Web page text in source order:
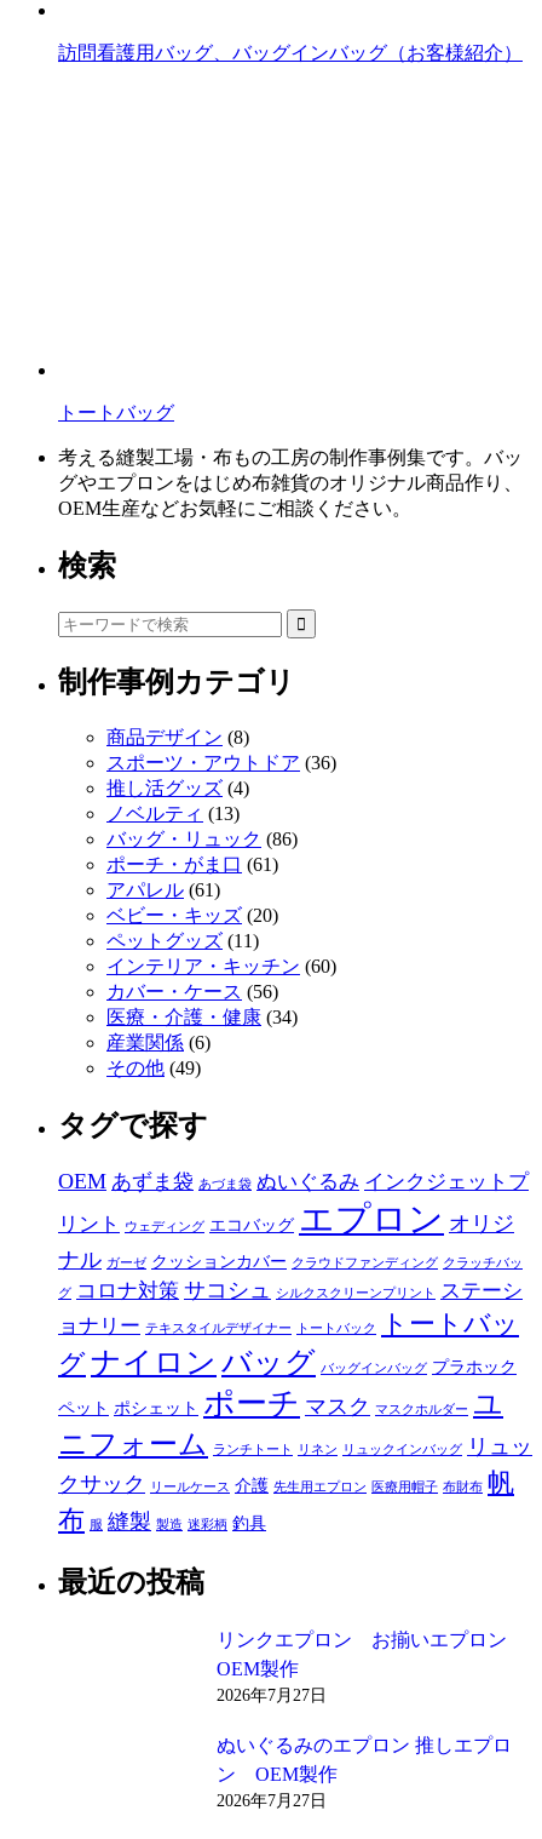
訪問看護用バッグ、バッグインバッグ（お客様紹介）
トートバッグ
考える縫製工場・布もの工房の制作事例集です。バッ
グやエプロンをはじめ布雑貨のオリジナル商品作り、
OEM生産などお気軽にご相談ください。
検索
制作事例カテゴリ
商品デザイン (8)
スポーツ・アウトドア (36)
推し活グッズ (4)
ノベルティ (13)
バッグ・リュック (86)
ポーチ・がま口 (61)
アパレル (61)
ベビー・キッズ (20)
ペットグッズ (11)
インテリア・キッチン (60)
カバー・ケース (56)
医療・介護・健康 (34)
産業関係 (6)
その他 (49)
タグで探す
OEM あずま袋 あづま袋 ぬいぐるみ インクジェットプ
リント
ウェディング エコバッグ エプロン オリジ
ナル ガーゼ クッションカバー クラウドファンディング クラッチバッ
グ コロナ対策 サコシュ シルクスクリーンプリント
ステーシ
ョナリー テキスタイルデザイナー トートバック
トートバッ
グナイロン バッグ バッグインバッグ プラホック
ペット ポシェット ポーチ マスク マスクホルダー ユ
ニフォーム
ランチトート リネン リュックインバッグ
リュッ
クサック
リールケース 介護 先生用エプロン 医療用帽子 布財布 帆
布 服 縫製 製造 迷彩柄 釣具
最近の投稿
リンクエプロン お揃いエプロン
OEM製作
2026年7月27日
ぬいぐるみのエプロン 推しエプロ
ン OEM製作
2026年7月27日